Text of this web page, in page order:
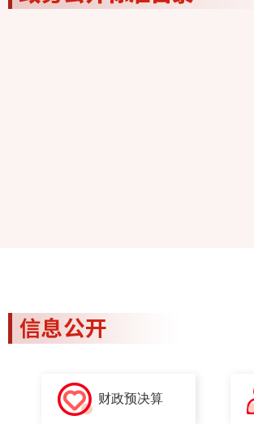
财政预决算